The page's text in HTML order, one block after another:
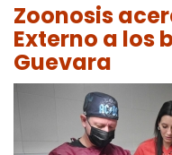
Zoonosis
Externo a los
Guevara